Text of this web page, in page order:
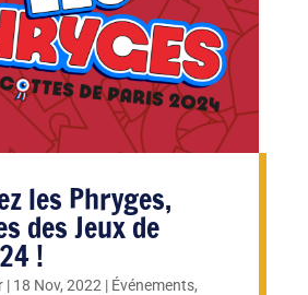
les Phryges,
des Jeux de
!
| 18 Nov, 2022 | Événements,